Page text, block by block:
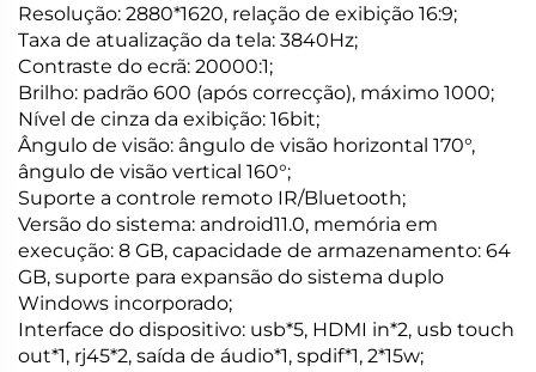
Resolução: 2880*1620, relação de exibição 16:9;
Taxa de atualização da tela: 3840Hz;
Contraste do ecrã: 20000:1;
Brilho: padrão 600 (após correcção), máximo 1000;
Nível de cinza da exibição: 16bit;
Ângulo de visão: ângulo de visão horizontal 170°,
ângulo de visão vertical 160°;
Suporte a controle remoto IR/Bluetooth;
Versão do sistema: android11.0, memória em
execução: 8 GB, capacidade de armazenamento: 64
GB, suporte para expansão do sistema duplo
Windows incorporado;
Interface do dispositivo: usb*5, HDMI in*2, usb touch
out*1, rj45*2, saída de áudio*1, spdif*1, 2*15w;